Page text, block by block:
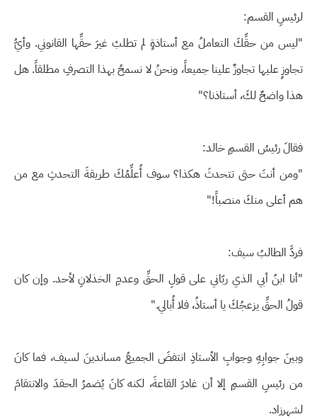
لرئيسِ القسم:
"ليس من حقِّكَ التعاملُ مع أستاذةٍ لم تطلبْ غيرَ حقِّها القانوني. وأيُّ
تجاوزٍ عليها تجاوزٌ علينا جميعاً، ونحنُ لا نسمحُ بهذا التصرفِ مطلقاً. هل
هذا واضحٌ لكَ، أستاذنا؟"
فقالَ رئيسُ القسمِ خالد:
"ومن أنتَ حتى تتحدثَ هكذا؟ سوف أُعلِّمُكَ طريقةَ التحدثِ مع من
هم أعلى منكَ منصباً!"
فردَّ الطالبُ سيف:
"أنا ابنُ أبي الذي ربّاني على قولِ الحقِّ وعدمِ الخذلانِ لأحد. وإن كان
قولُ الحقِّ يزعجُكَ يا أستاذُ، فلا أُبالي."
وبينَ جوابِهِ وجوابِ الأستاذِ انتفضَ الجميعُ مساندينَ لسيف، فما كانَ
من رئيسِ القسمِ إلا أن غادرَ القاعةَ، لكنه كانَ يُضمرُ الحقدَ والانتقامَ
لشهرزاد.